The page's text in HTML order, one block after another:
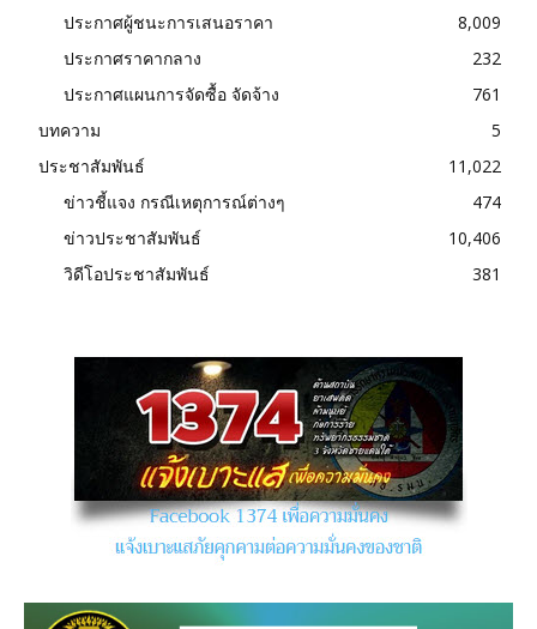
ประกาศผู้ชนะการเสนอราคา
8,009
ประกาศราคากลาง
232
ประกาศแผนการจัดซื้อ จัดจ้าง
761
บทความ
5
ประชาสัมพันธ์
11,022
ข่าวชี้แจง กรณีเหตุการณ์ต่างๆ
474
ข่าวประชาสัมพันธ์
10,406
วิดีโอประชาสัมพันธ์
381